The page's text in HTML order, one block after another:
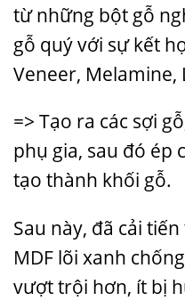
từ những bột gỗ
gỗ quý với sự kết
Veneer,
=> Tạo ra các sợi
phụ gia, sau đó ép
tạo thành khối gỗ.
Sau này, đã cải
MDF lõi xanh
vượt trội hơn, ít bị